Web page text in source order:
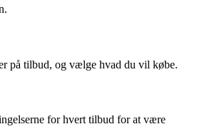
på tilbud, og vælge hvad du vil købe.
for hvert tilbud for at være